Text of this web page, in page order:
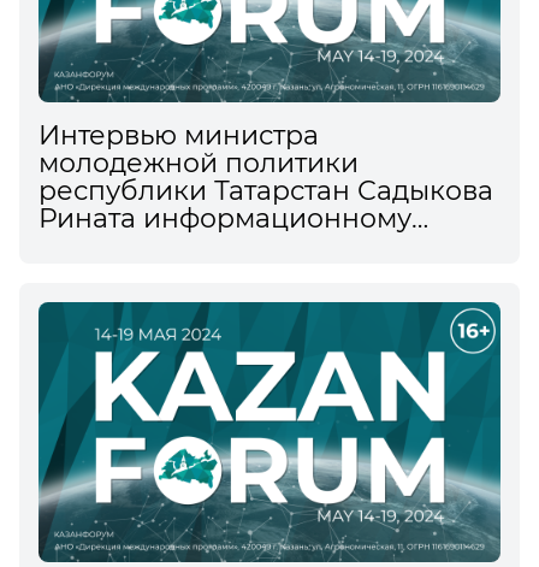
Интервью министра
молодежной политики
республики Татарстан Садыкова
Рината информационному
экономическом форуме